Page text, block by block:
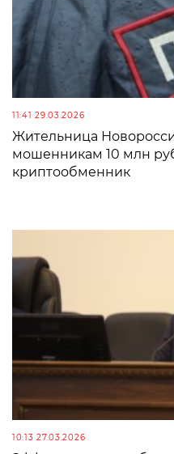
11:41 29.03.2026
Жительница
мошенникам 10 млн
криптообменник
10:13 27.03.2026